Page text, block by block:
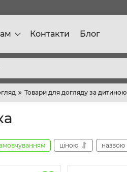
Контакти Блог
Товари для догляду за дитиною
ціною назвою